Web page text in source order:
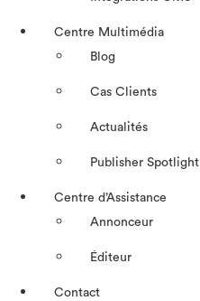
Centre Multimédia
Blog
Cas Clients
Actualités
Publisher Spotlight
Centre d’Assistance
Annonceur
Éditeur
Contact